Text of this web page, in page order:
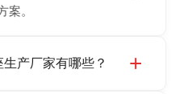
案。
产厂家有哪些？